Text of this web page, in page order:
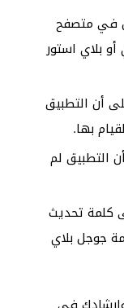
في متصفح
بلاي استور
أن التطبيق
بها.
التطبيق لم
كلمة تحديث
جوجل بلاي